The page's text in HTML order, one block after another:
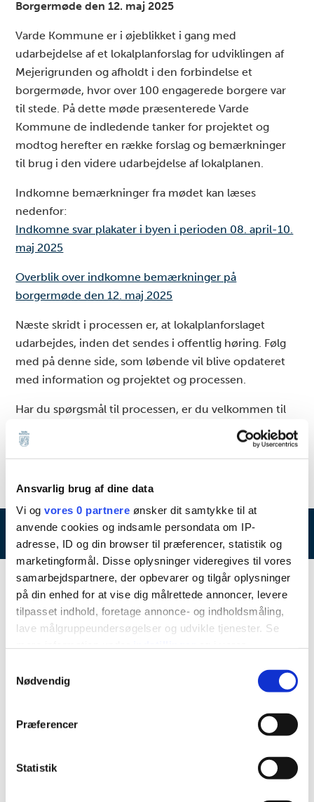
Ansvarlig brug af dine data
Vi og vores 0 partnere ønsker dit samtykke til at
anvende cookies og indsamle persondata om IP-
adresse, ID og din browser til præferencer, statistik og
marketingformål. Disse oplysninger videregives til vores
samarbejdspartnere, der opbevarer og tilgår oplysninger
på din enhed for at vise dig målrettede annoncer, levere
tilpasset indhold, foretage annonce- og indholdsmåling,
lave målgruppeundersøgelser og udvikle tjenester. Se
tilbage eller ændre indstillinger fra vores
"Cookiedeklaration", eller ved at trykke på "Privacy
Indsamle præcise oplysninger om din placering,
Identificere din enhed baseret på en scanning af
Nødvendig
Præferencer
Statistik
Borgermøde den 12. maj 2025
Varde Kommune er i øjeblikket i gang med
udarbejdelse af et lokalplanforslag for udviklingen af
Mejerigrunden og afholdt i den forbindelse et
borgermøde, hvor over 100 engagerede borgere var
til stede. På dette møde præsenterede Varde
Kommune de indledende tanker for projektet og
modtog herefter en række forslag og bemærkninger
til brug i den videre udarbejdelse af lokalplanen.
Indkomne bemærkninger fra mødet kan læses
nedenfor:
Indkomne svar plakater i byen i perioden 08. april-10.
maj 2025
Overblik over indkomne bemærkninger på
borgermøde den 12. maj 2025
Næste skridt i processen er, at lokalplanforslaget
udarbejdes, inden det sendes i offentlig høring. Følg
med på denne side, som løbende vil blive opdateret
med information og projektet og processen.
Har du spørgsmål til processen, er du velkommen til
at kontakte Pia Karmar Jensen på telefon 7994 7126
eller via
Byggegrunde
Emner
Byggegrunde
Agerbæk